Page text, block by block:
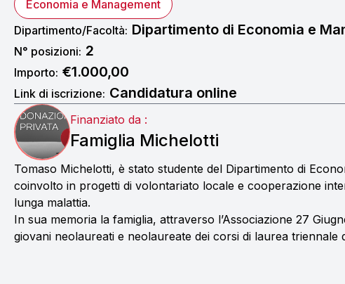
Economia e Management
Dipartimento/Facoltà: Dipartimento di Economia e
N° posizioni: 2
Importo: €1.000,00
Link di iscrizione: Candidatura online
Finanziato da :
Famiglia Michelotti
Tomaso Michelotti, è stato studente del Dipartimento di
coinvolto in progetti di volontariato locale e cooperazione
lunga malattia.
In sua memoria la famiglia, attraverso l’Associazione 27
giovani neolaureati e neolaureate dei corsi di laurea triennale